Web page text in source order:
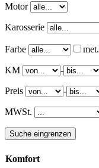
Motor
Karosserie
Farbe met.
KM -
Preis -
MWSt.
Komfort